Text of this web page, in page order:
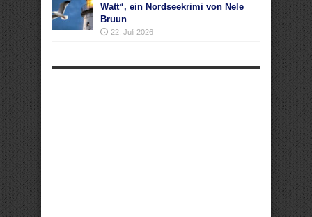
Watt“, ein Nordseekrimi von Nele
Bruun
22. Juli 2026